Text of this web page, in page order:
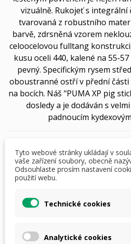
vizuálně. Rukojeť s integrální
tvarovaná z robustního
barvě, zdrsněná vzorem
celoocelovou fulltang
kusu oceli 440, kalené na 55-
pevný. Specifickým rysem
oboustranné ostří v přední
na bocích. Náš "PUMA XP pig
dosledy a je dodáván s
padnoucím
3 895,00 Kč
PŘIDAT DO
Tyto webové stránky ukládají v
vaše zařízení soubory, obecně
Odsouhlaste prosím nastavení
použití webu.
Technické cookies
Analytické cookies